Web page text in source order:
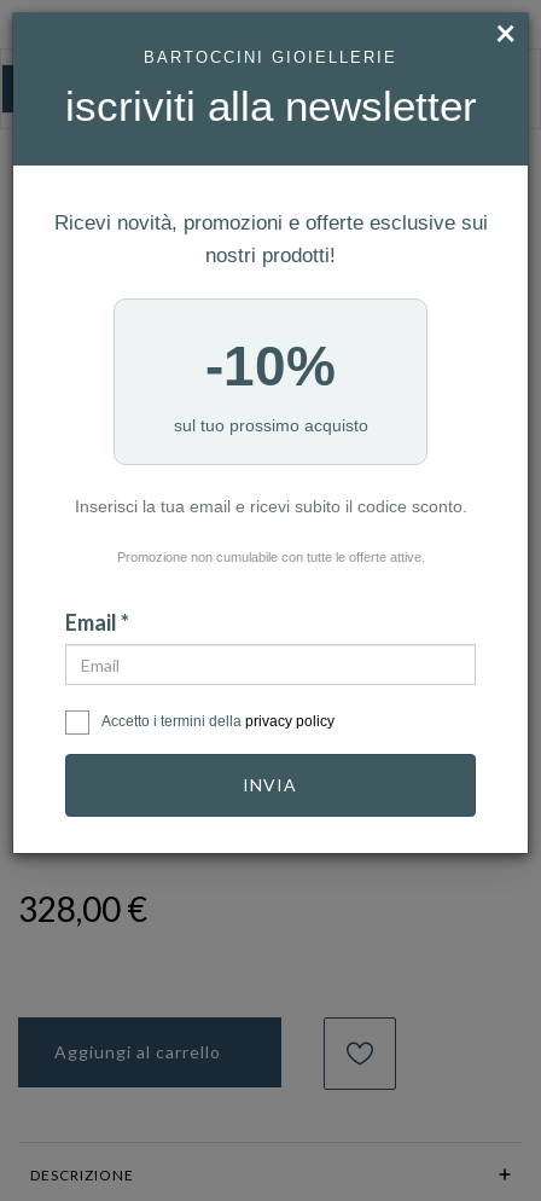
HOMEPAGE ORECCHINI IN ORO BIANCO REF. 729255
Orecchini in Oro Bianco Ref. 729255
click to zoom
FACCO
328,00 €
Aggiungi al carrello
DESCRIZIONE
×
BARTOCCINI GIOIELLERIE
iscriviti alla newsletter
Ricevi novità, promozioni e offerte esclusive sui
nostri prodotti!
-10%
sul tuo prossimo acquisto
Inserisci la tua email e ricevi subito il codice sconto.
Promozione non cumulabile con tutte le offerte attive.
Email *
Accetto i termini della privacy policy
INVIA